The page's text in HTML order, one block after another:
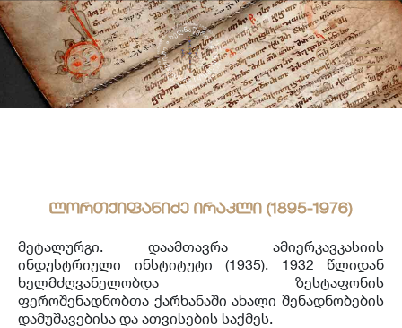
ლორთქიფანიძე ირაკლი (1895-1976)
მეტალურგი. დაამთავრა ამიერკავკასიის
ინდუსტრიული ინსტიტუტი (1935). 1932 წლიდან
ხელმძღვანელობდა ზესტაფონის
ფეროშენადნობთა ქარხანაში ახალი შენადნობების
დამუშავებისა და ათვისების საქმეს.